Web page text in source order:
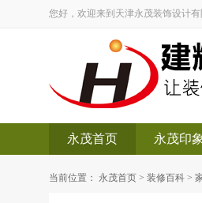
您好，欢迎来到天津永茂装饰设计
永茂首页 永茂印象
当前位置： 永茂首页 > 装修百科 >